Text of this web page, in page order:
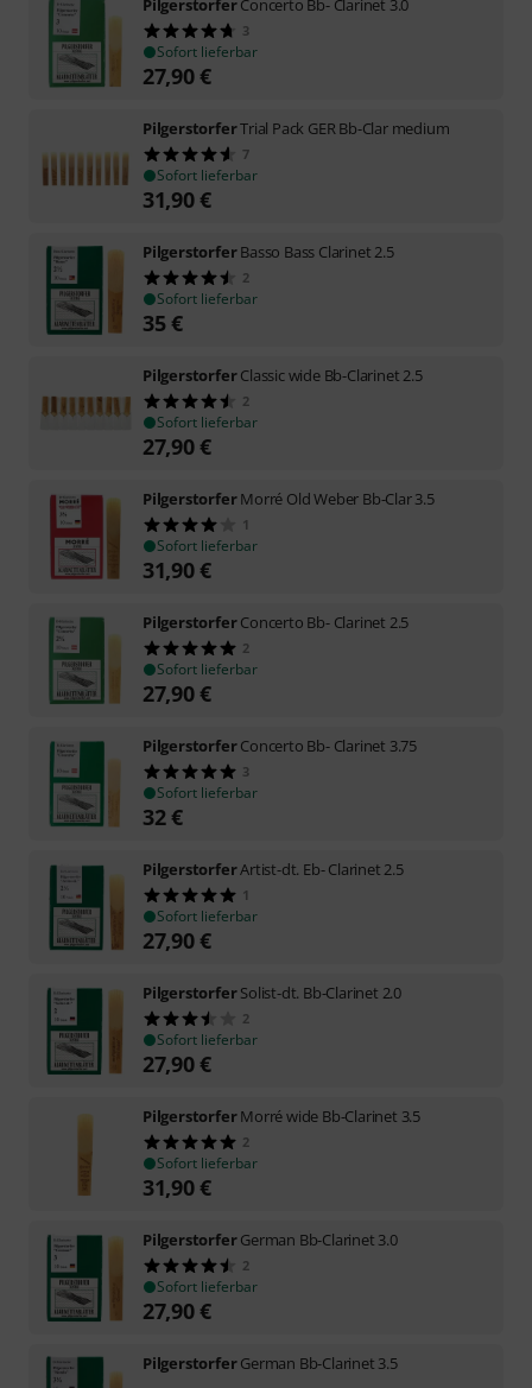
3
Sofort lieferbar
27,90€
PilgerstorferTrial Pack GER Bb-Clar medium
7
Sofort lieferbar
31,90€
PilgerstorferBasso Bass Clarinet 2.5
2
Sofort lieferbar
35€
PilgerstorferClassic wide Bb-Clarinet 2.5
2
Sofort lieferbar
27,90€
PilgerstorferMorré Old Weber Bb-Clar 3.5
1
Sofort lieferbar
31,90€
PilgerstorferConcerto Bb- Clarinet 2.5
2
Sofort lieferbar
27,90€
PilgerstorferConcerto Bb- Clarinet 3.75
3
Sofort lieferbar
32€
PilgerstorferArtist-dt. Eb- Clarinet 2.5
1
Sofort lieferbar
27,90€
PilgerstorferSolist-dt. Bb-Clarinet 2.0
2
Sofort lieferbar
27,90€
PilgerstorferMorré wide Bb-Clarinet 3.5
2
Sofort lieferbar
31,90€
PilgerstorferGerman Bb-Clarinet 3.0
2
Sofort lieferbar
27,90€
PilgerstorferGerman Bb-Clarinet 3.5